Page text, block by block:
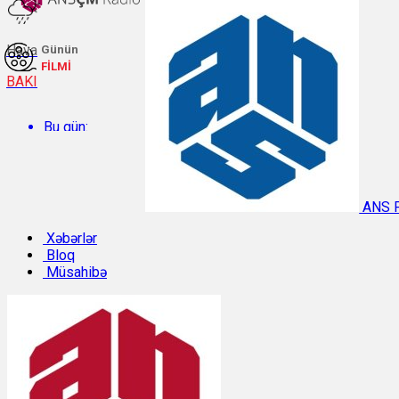
Hava
BAKI
Bu gün:
Temperatur: 29.3°C. Rütubət: 48%.
Sabah:
Günün
FİLMİ
ANS
Xəbərlər
Bloq
Müsahibə